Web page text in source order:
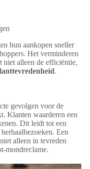
hun aankopen sneller
Het verminderen
niet alleen de efficiëntie,
.
gevolgen voor de
Klanten waarderen een
Dit leidt tot een
Een
alleen in tevreden
mondreclame.